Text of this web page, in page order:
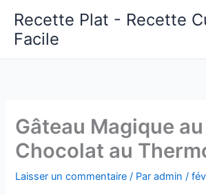
contenu
Recette Plat - Recette
Facile
Gâteau Magique au
Chocolat au
Laisser un commentaire / Paradmin/